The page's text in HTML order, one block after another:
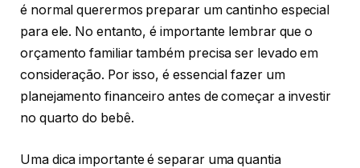
é normal querermos preparar um cantinho especial
para ele. No entanto, é importante lembrar que o
orçamento familiar também precisa ser levado em
consideração. Por isso, é essencial fazer um
planejamento financeiro antes de começar a investir
no quarto do bebê.
Uma dica importante é separar uma quantia